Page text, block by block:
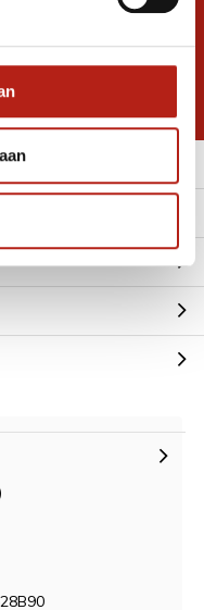
Inschrijven voor
korting